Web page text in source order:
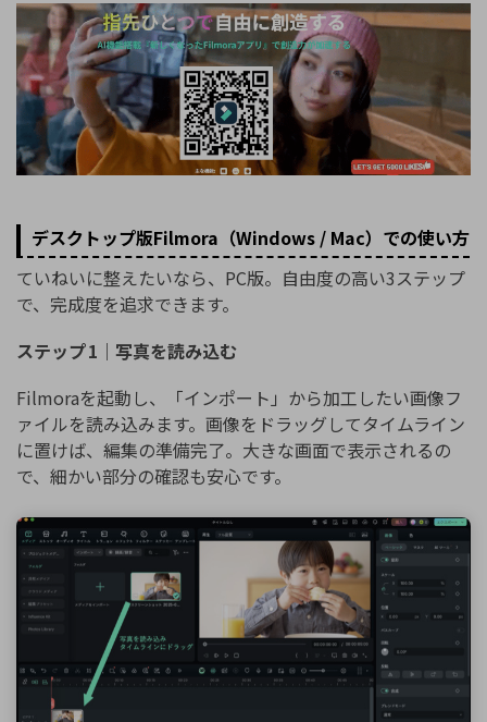
デスクトップ版Filmora（Windows / Mac）での使い方
ていねいに整えたいなら、PC版。自由度の高い3ステップ
で、完成度を追求できます。
ステップ 1｜写真を読み込む
Filmoraを起動し、「インポート」から加工したい画像フ
ァイルを読み込みます。画像をドラッグしてタイムライン
に置けば、編集の準備完了。大きな画面で表示されるの
で、細かい部分の確認も安心です。